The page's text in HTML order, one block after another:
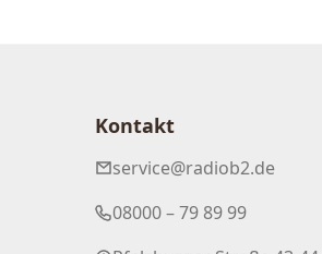
Kontakt
service@radiob2.de
08000 – 79 89 99